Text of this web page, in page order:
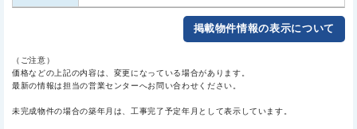
掲載物件情報の表示について
（ご注意）
価格などの上記の内容は、変更になっている場合があります。
最新の情報は担当の営業センターへお問い合わせください。
未完成物件の場合の築年月は、工事完了予定年月として表示しています。